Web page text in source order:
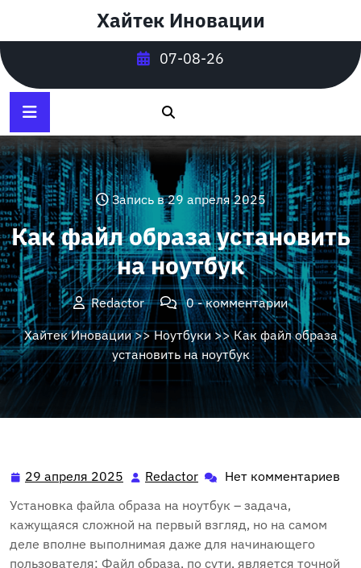
содержимому
Хайтек Иновации
07-08-26
Запись в 29 апреля 2025
Как файл образа установить
на ноутбук
Redactor
0 - комментарии
Хайтек Иновации>>Ноутбуки>> Как файл образа
установить на ноутбук
29 апреля 2025 29
апреля
2025
Redactor Redactor
Нет комментариев
Установка файла образа на ноутбук – задача‚
кажущаяся сложной на первый взгляд‚ но на самом
деле вполне выполнимая даже для начинающего
пользователя; Файл образа‚ по сути‚ является точной